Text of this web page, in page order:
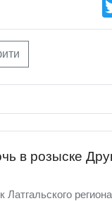
в розыске